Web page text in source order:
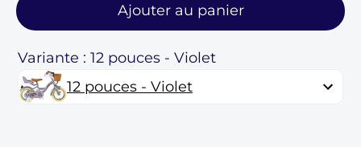
Ajouter au panier
Variante : 12 pouces - Violet
12 pouces - Violet